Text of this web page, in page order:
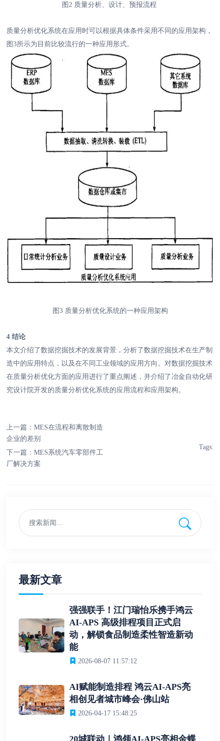
图2 质量分析、设计、预报流程
质量分析优化系统在应用时可以根据具体条件采用不同的应用架构，
图3所示为目前比较流行的一种应用形式。
图3 质量分析优化系统的一种应用架构
4 结论
本文介绍了数据挖掘技术的发展背景，分析了数据挖掘技术在生产制
造中的应用特点，以及在不同工业领域的应用方向。对数据挖掘技术
在质量分析优化方面的应用进行了重点阐述，并介绍了冶金自动化研
究设计院开发的质量分析优化系统的应用流程和应用架构。
上一篇：MES在流程和离散制造
企业的差别
下一篇：MES系统汽车零部件工
厂解决方案
Tags:
最新文章
强强联手！江门瑞怡乐携手鸿云
AI-APS 高级排程项目正式启
动，解锁食品制造柔性智造新动
能
2026-08-07 11:57:12
AI赋能制造排程 鸿云AI-APS亮
相创见者城市峰会·佛山站
2026-04-17 15:48:25